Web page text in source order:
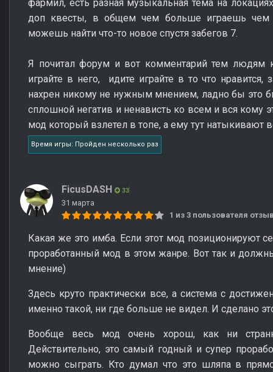
фармил, есть разная музыкальная тема на
доп квесты, в общем чем больше играешь чем
можешь найти что-то новое спустя забегов 7.
Я почитал форум и вот комментарий тем людям
играйте в него, идите играйте в то что
нахрен никому не нужным мнением, ладно бы это
сплошной негатив и ненависть ко всем и вся кому
мод который взлетел в топе, а ему тут натыкивают
Время игры: Пройден несколько раз
FicusDASH 33
31 марта
1 из 3 пользователя
Какая же это имба. Если этот мод позиционируют
проработанный мод в этом жанре. Вот так и
мнение)
Здесь круто практически все, а система с
именно такой, ни где больше не видел. И сделано
Вообще весь мод очень хорош, как ни
Действительно, это самый годный и супер
можно сыграть. Кто думал что это шляпа в